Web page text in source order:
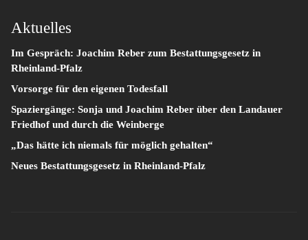
Aktuelles
Im Gespräch: Joachim Reber zum Bestattungsgesetz in
Rheinland-Pfalz
Vorsorge für den eigenen Todesfall
Spaziergänge: Sonja und Joachim Reber über den Landauer
Friedhof und durch die Weinberge
„Das hätte ich niemals für möglich gehalten“
Neues Bestattungsgesetz in Rheinland-Pfalz